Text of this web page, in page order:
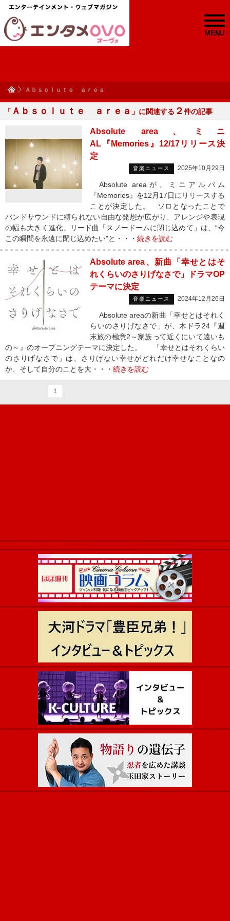
MENU
Ａｂｓｏｌｕｔｅ ａｒｅａ
「 Ａｂｓｏｌｕｔｅ ａｒｅａ 」に関連する ２件の記事
Absolute area、ミニ
AL『Memories』12/17リリース決
定
音楽ニュース 2025年10月29日
Absolute areaが、ミニアルバム
『Memories』を12月17日にリリースする
ことが決定した。 ソロとなったことで
バンドサウンドに縛られない自由な発想が広がり、アレンジや表現
の幅も大きく進化。リード曲「スノードームに閉じ込めて」は、“今
この瞬間を永遠に閉じ込めたい”と・・・ 続きを読む
Absolute area、新曲「幸せとはそ
れくらいのさりげなさで」ドラマOP
テーマに決定
音楽ニュース 2024年12月26日
Absolute areaの新曲「幸せとはそれく
らいのさりげなさで」が、木ドラ24『週
末旅の極意2～家族って近くにいて遠いも
の～』のオープニングテーマに決定した。 「幸せとはそれくらい
のさりげなさで」は、さりげない幸せがどれだけ幸せなことなの
か、そして自分のことを大・・・ 続きを読む
1